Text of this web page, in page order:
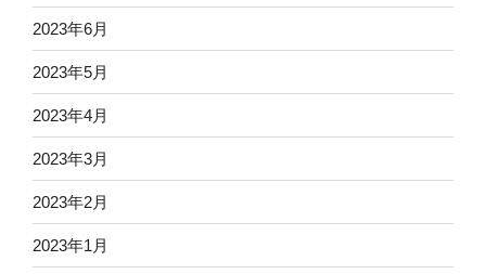
2023年6月
2023年5月
2023年4月
2023年3月
2023年2月
2023年1月